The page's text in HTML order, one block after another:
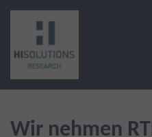
Zum
springen
Wir nehmen